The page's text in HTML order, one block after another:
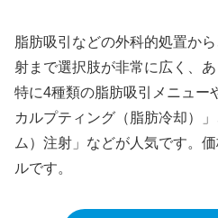
脂肪吸引などの外科的処置か
射まで選択肢が非常に広く、
特に4種類の脂肪吸引メニュー
カルプティング（脂肪冷却）
ム）注射」などが人気です。
ルです。